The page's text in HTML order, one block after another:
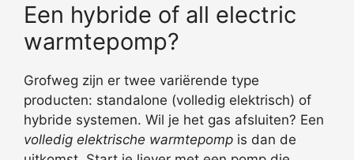
Een hybride of all electric
warmtepomp?
Grofweg zijn er twee variërende type
producten: standalone (volledig elektrisch) of
hybride systemen. Wil je het gas afsluiten? Een
volledig elektrische warmtepomp is dan de